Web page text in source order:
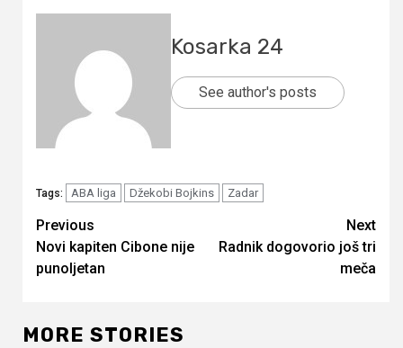
Kosarka 24
See author's posts
Tags: ABA liga Džekobi Bojkins Zadar
Continue
Reading
Previous
Novi kapiten Cibone nije
punoljetan
Next
Radnik dogovorio još tri
meča
MORE STORIES